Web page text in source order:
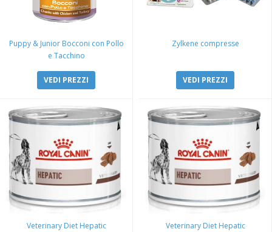
Puppy & Junior Bocconi con Pollo
e Tacchino
VEDI PREZZI
Zylkene compresse
VEDI PREZZI
Veterinary Diet Hepatic Veterinary Diet Hepatic